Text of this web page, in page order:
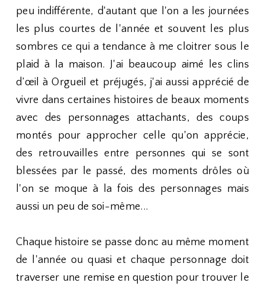
peu indifférente, d'autant que l'on a les journées
les plus courtes de l'année et souvent les plus
sombres ce qui a tendance à me cloitrer sous le
plaid à la maison. J'ai beaucoup aimé les clins
d’œil à Orgueil et préjugés, j'ai aussi apprécié de
vivre dans certaines histoires de beaux moments
avec des personnages attachants, des coups
montés pour approcher celle qu'on apprécie,
des retrouvailles entre personnes qui se sont
blessées par le passé, des moments drôles où
l'on se moque à la fois des personnages mais
aussi un peu de soi-même...
Chaque histoire se passe donc au même moment
de l'année ou quasi et chaque personnage doit
traverser une remise en question pour trouver le